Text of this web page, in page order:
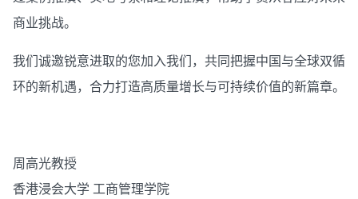
商业挑战。
我们诚邀锐意进取的您加入我们，共同把握中国与全球双循
环的新机遇，合力打造高质量增长与可持续价值的新篇章。
周高光教授
香港浸会大学 工商管理学院